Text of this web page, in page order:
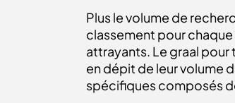
Plus le volume de
classement pour
attrayants. Le graal pour
en dépit de leur volume
spécifiques composés